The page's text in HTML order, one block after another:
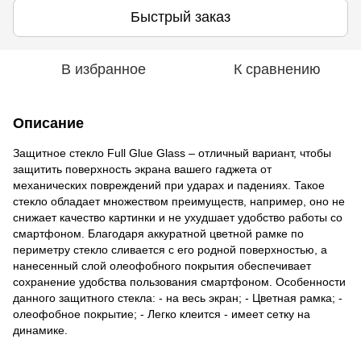
Быстрый заказ
В избранное К сравнению
Описание
Защитное стекло Full Glue Glass – отличный вариант, чтобы
защитить поверхность экрана вашего гаджета от
механических повреждений при ударах и падениях. Такое
стекло обладает множеством преимуществ, например, оно не
снижает качество картинки и не ухудшает удобство работы со
смартфоном. Благодаря аккуратной цветной рамке по
периметру стекло сливается с его родной поверхностью, а
нанесенный слой олеофобного покрытия обеспечивает
сохранение удобства пользования смартфоном. Особенности
данного защитного стекла: - на весь экран; - Цветная рамка; -
олеофобное покрытие; - Легко клеится - имеет сетку на
динамике.